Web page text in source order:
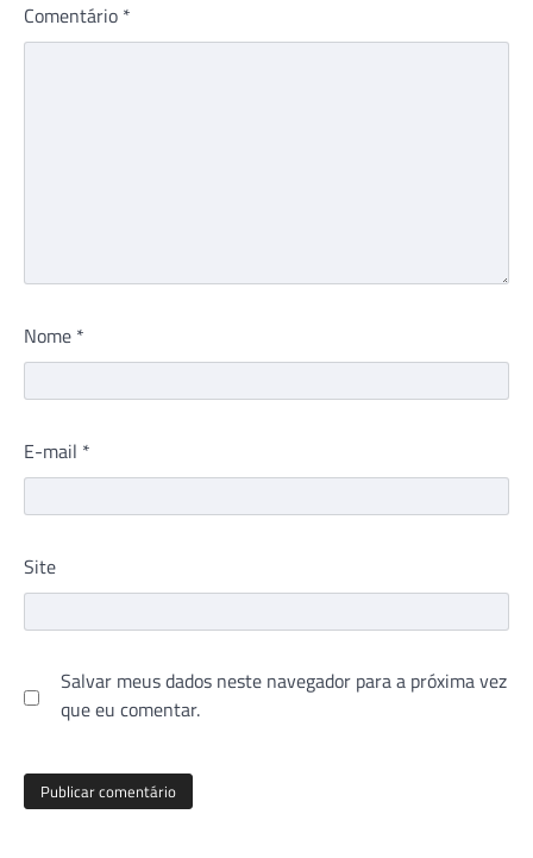
Comentário *
Nome *
E-mail *
Site
Salvar meus dados neste navegador para a próxima vez
que eu comentar.